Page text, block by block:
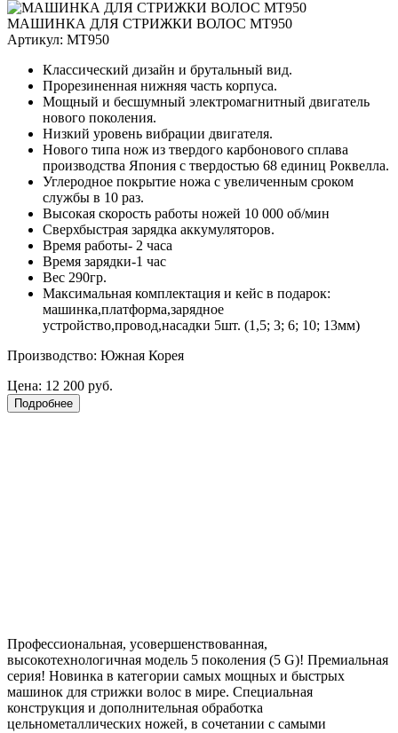
МАШИНКА ДЛЯ СТРИЖКИ ВОЛОС MT950
Артикул: MT950
Классический дизайн и брутальный вид.
Прорезиненная нижняя часть корпуса.
Мощный и бесшумный электромагнитный двигатель
нового поколения.
Низкий уровень вибрации двигателя.
Нового типа нож из твердого карбонового сплава
производства Япония с твердостью 68 единиц Роквелла.
Углеродное покрытие ножа с увеличенным сроком
службы в 10 раз.
Высокая скорость работы ножей 10 000 об/мин
Сверхбыстрая зарядка аккумуляторов.
Время работы- 2 часа
Время зарядки-1 час
Вес 290гр.
Максимальная комплектация и кейс в подарок:
машинка,платформа,зарядное
устройство,провод,насадки 5шт. (1,5; 3; 6; 10; 13мм)
Производство: Южная Корея
Цена: 12 200 руб.
Подробнее
Профессиональная, усовершенствованная,
высокотехнологичная модель 5 поколения (5 G)! Премиальная
серия! Новинка в категории самых мощных и быстрых
машинок для стрижки волос в мире. Специальная
конструкция и дополнительная обработка
цельнометаллических ножей, в сочетании с самыми